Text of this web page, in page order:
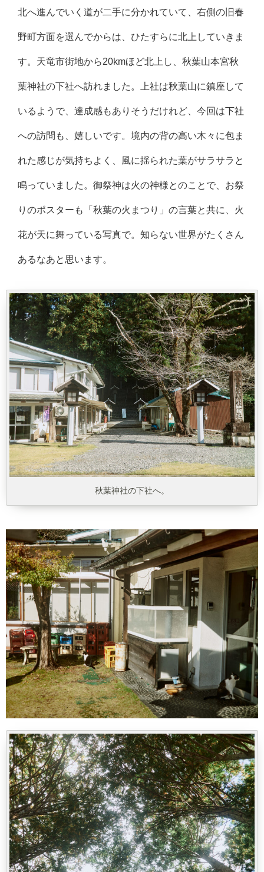
北へ進んでいく道が二手に分かれていて、右側の旧春
野町方面を選んでからは、ひたすらに北上していきま
す。天竜市街地から20kmほど北上し、秋葉山本宮秋
葉神社の下社へ訪れました。上社は秋葉山に鎮座して
いるようで、達成感もありそうだけれど、今回は下社
への訪問も、嬉しいです。境内の背の高い木々に包ま
れた感じが気持ちよく、風に揺られた葉がサラサラと
鳴っていました。御祭神は火の神様とのことで、お祭
りのポスターも「秋葉の火まつり」の言葉と共に、火
花が天に舞っている写真で。知らない世界がたくさん
あるなあと思います。
秋葉神社の下社へ。